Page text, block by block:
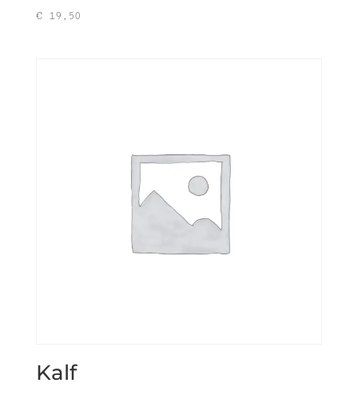
€19,50
Kalf